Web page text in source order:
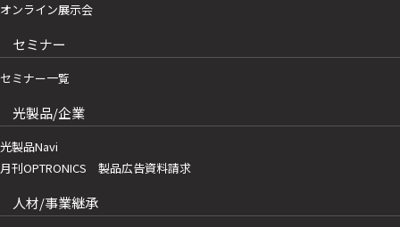
オンライン展示会
セミナー
セミナー一覧
光製品/企業
光製品Navi
月刊OPTRONICS 製品広告資料請求
人材/事業継承